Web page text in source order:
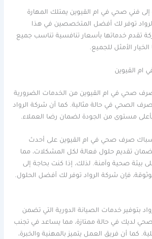
إلى فني صحي في ام القيوين يمتلك المهارة
توفر لك أفضل المتخصصين في هذا
تقدم خدماتها بأسعار تنافسية تناسب جميع
الأمثل للجميع.
القيوين
صحي في ام القيوين من الخدمات الضرورية
الصحي في حالة مثالية. كما أن شركة الرواد
مستوى من الجودة لضمان رضا العملاء.
صرف صحي في ام القيوين على أحدث
تقديم حلول فعالة لكل المشكلات، مما
بيئة صحية وآمنة. لذلك، إذا كنت بحاجة إلى
فإن شركة الرواد توفر لك أفضل الحلول.
بتوفير خدمات الصيانة الدورية التي تضمن
لديك في حالة ممتازة، مما يساعد في تجنب
كما أن فريق العمل يتميز بالمهنية والخبرة،